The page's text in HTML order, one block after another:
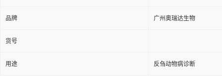
品牌 广州奥瑞达生物
货号
用途 反刍动物病诊断